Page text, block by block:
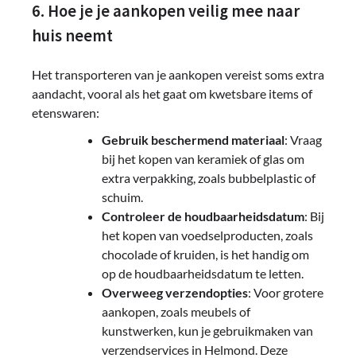
6. Hoe je je aankopen veilig mee naar
huis neemt
Het transporteren van je aankopen vereist soms extra
aandacht, vooral als het gaat om kwetsbare items of
etenswaren:
Gebruik beschermend materiaal: Vraag
bij het kopen van keramiek of glas om
extra verpakking, zoals bubbelplastic of
schuim.
Controleer de houdbaarheidsdatum: Bij
het kopen van voedselproducten, zoals
chocolade of kruiden, is het handig om
op de houdbaarheidsdatum te letten.
Overweeg verzendopties: Voor grotere
aankopen, zoals meubels of
kunstwerken, kun je gebruikmaken van
verzendservices in Helmond. Deze